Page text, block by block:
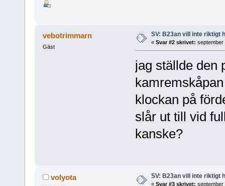
vebotrimmarn
Gäst
SV: B23an vill inte riktigt
« Svar #2 skrivet: september
jag ställde den
klockan på
slår ut till vid
kanske?
volyota SV: B23an vill inte riktigt
« Svar #3 skrivet: september